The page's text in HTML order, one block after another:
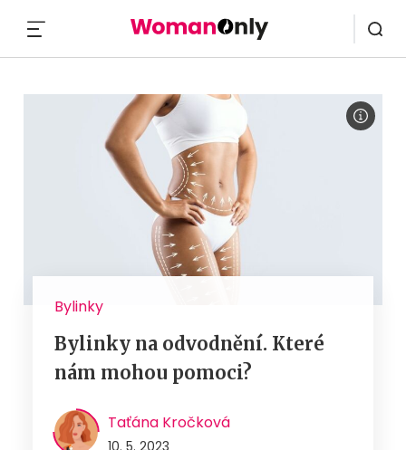
Bylinky
Bylinky na odvodnění. Které
nám mohou pomoci?
Taťána Kročková
10. 5. 2023